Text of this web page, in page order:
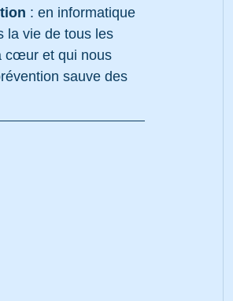
: en informatique
la vie de tous les
cœur et qui nous
sauve des